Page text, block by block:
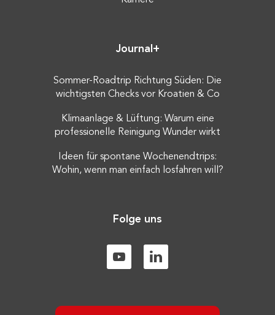
Journal+
Sommer-Roadtrip Richtung Süden: Die
wichtigsten Checks vor Kroatien & Co
Klimaanlage & Lüftung: Warum eine
professionelle Reinigung Wunder wirkt
Ideen für spontane Wochenendtrips:
Wohin, wenn man einfach losfahren will?
Folge uns